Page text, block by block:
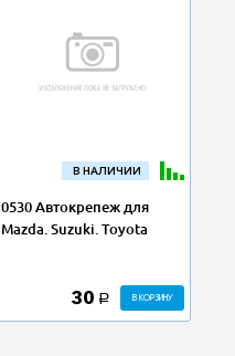
В НАЛИЧИИ
0530 Автокрепеж для
Mazda. Suzuki. Toyota
30 a В КОРЗИНУ